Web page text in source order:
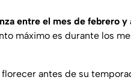
entre el mes de febrero y
máximo es durante los
antes de su